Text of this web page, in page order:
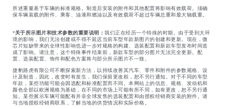
所述重量基于车辆的标准规格。制造后安装的附件和其他配置将影响有效载荷。须确
保车辆装载的附件、乘客、油液和燃油以及有效载荷不超过车辆总重和最大轴载重。
*关于所示图片和技术参数的重要说明： 我们正在经历一个特殊的时期。由于受到大环
境的影响，我们无法创建或不得不延迟当前车型年款新图片的创建和更新。现在，微
芯片短缺带来的全球性影响也进一步对规格的构建、选装配置和新款车型发布时间造
成了影响。请注意，这个特殊事件结束前，新款车型的部分图片无法完全更新。配
置、选装配置、饰件和配色方案将与部分所示图片不一致。
捷豹路虎有限公司不断探索新方法，以持续改善其汽车、零件和附件的参数规格、设
计及制造，因此，改变时有发生，我们保留更改权，恕不另行通知。对于不同的车型
年款，某些功能可能会因选配和标准配置而不同。本网站上的信息、规格、发动机和
颜色全部以欧洲规格为基础，在不同的市场上可能有所不同，如有更改，恕不另行通
知。某些展示车辆可能配有并非全球发售的选装配置和由授权经销商安装的附件。请
与当地授权经销商联系，了解当地的供货情况和实际价格。